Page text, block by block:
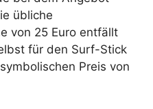
übliche
von 25 Euro entfällt
für den Surf-Stick
Preis von